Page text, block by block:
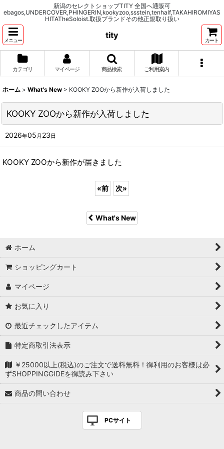
新潟のセレクトショップTITY 全国へ通販可
ebagos,UNDERCOVER,PHINGERIN,kookyzoo,ssstein,tenhalf,TAKAHIROMIYAS
HITATheSoloist.取扱ブランドその他正規取り扱い
メニュー
tity
カート
カテゴリ マイページ 商品検索 ご利用案内
ホーム > What's New > KOOKY ZOOから新作が入荷しました
KOOKY ZOOから新作が入荷しました
2026年05 月 23日
KOOKY ZOOから新作が届きました
«前 次»
What's New
ホーム
ショッピングカート
マイページ
お気に入り
最近チェックしたアイテム
特定商取引法表示
￥25000以上(税込)のご注文で送料無料！御利用のお客様は必
ずSHOPPINGGIDEを御読み下さい
商品の問い合わせ
PCサイト